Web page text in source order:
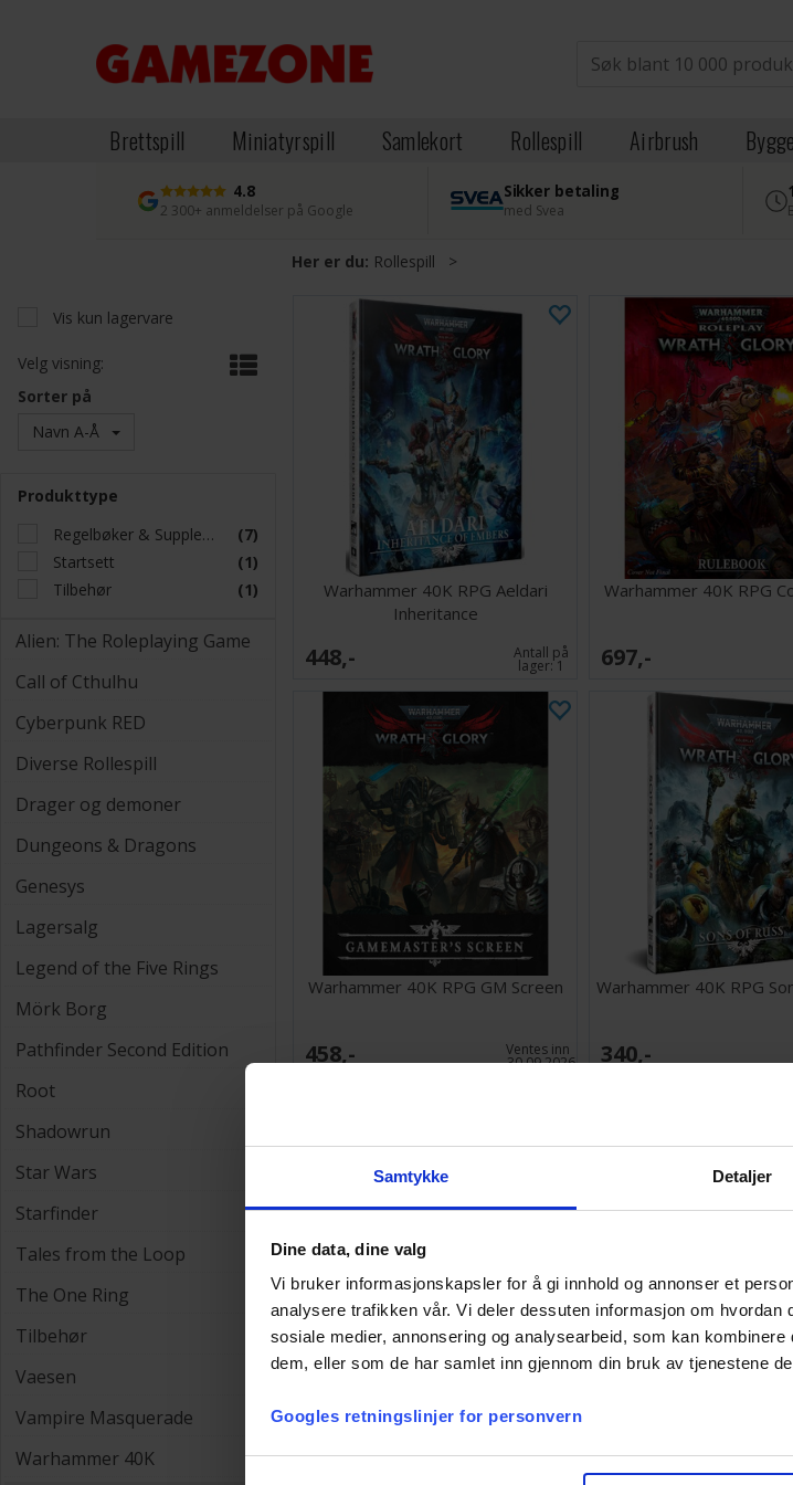
Samtykke Detaljer
Dine data, dine valg
Vi bruker informasjonskapsler for å gi innhold og annonser et
analysere trafikken vår. Vi deler dessuten informasjon om
sosiale medier, annonsering og analysearbeid, som kan
dem, eller som de har samlet inn gjennom din bruk av tjenestene
Googles retningslinjer for personvern
Brettspill Miniatyrspill Samlekort Rollespill Airbrush
4.8
2 300+ anmeldelser på Google
Sikker betaling
med Svea
Her er du: Rollespill >
Vis kun lagervare
Velg visning:
Sorter på
Navn A-Å
Produkttype
Regelbøker & Supplement
(7)
Startsett
(1)
Tilbehør
(1)
Alien: The Roleplaying Game
Call of Cthulhu
Cyberpunk RED
Diverse Rollespill
Drager og demoner
Dungeons & Dragons
Genesys
Lagersalg
Legend of the Five Rings
Mörk Borg
Pathfinder Second Edition
Root
Shadowrun
Star Wars
Starfinder
Tales from the Loop
The One Ring
Tilbehør
Vaesen
Vampire Masquerade
Warhammer 40K
Warhammer 40K RPG Aeldari
Inheritance
448,- Antall på
lager:1
Warhammer 40K RPG
697,-
Warhammer 40K RPG GM Screen
458,- Ventes inn
30.09.2026
Warhammer 40K RPG
340,-
Absolution
493,- lager:2